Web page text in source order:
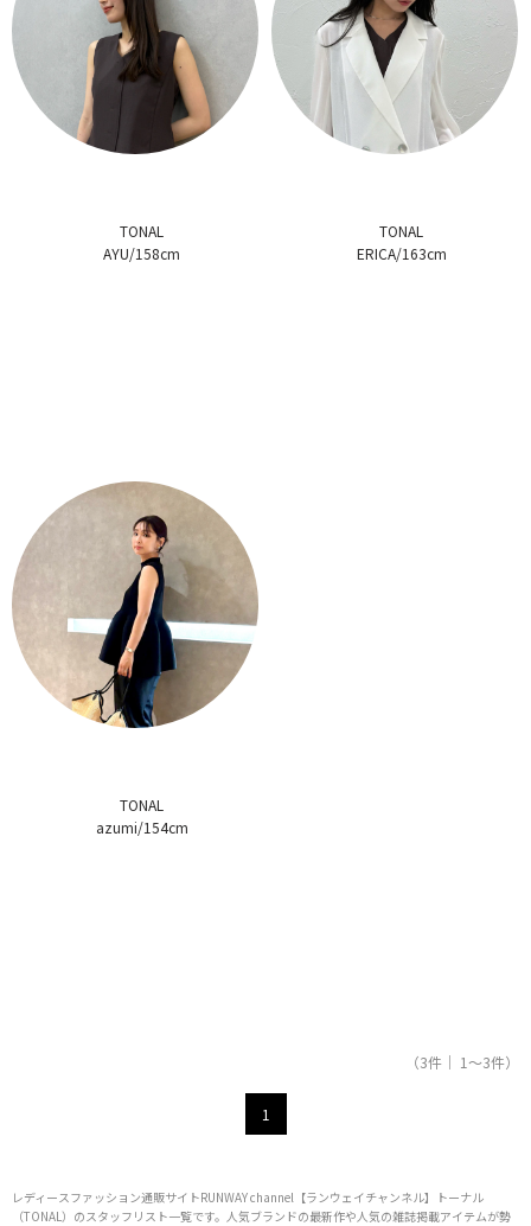
TONAL
AYU/158cm
TONAL
ERICA/163cm
TONAL
azumi/154cm
（3件｜ 1～3件）
1
レディースファッション通販サイトRUNWAY channel【ランウェイチャンネル】トーナル
（TONAL）のスタッフリスト一覧です。人気ブランドの最新作や人気の雑誌掲載アイテムが勢